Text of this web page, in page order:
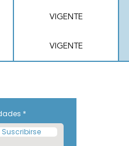
VIGENTE
VIGENTE
Suscribirse